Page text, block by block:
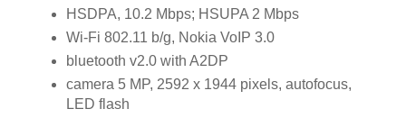
HSDPA, 10.2 Mbps; HSUPA 2 Mbps
Wi-Fi 802.11 b/g, Nokia VoIP 3.0
bluetooth v2.0 with A2DP
camera 5 MP, 2592 x 1944 pixels, autofocus,
LED flash